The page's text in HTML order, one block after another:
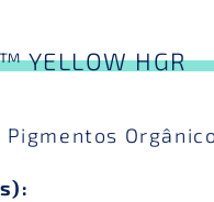
YELLOW HGR
Pigmentos